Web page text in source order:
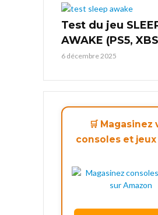
Test du jeu
AWAKE (PS5,
6 décembre 2025
🛒 Magasinez
consoles et